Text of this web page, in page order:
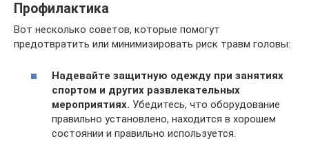
Профилактика
Вот несколько советов, которые помогут
предотвратить или минимизировать риск травм головы:
Надевайте защитную одежду при занятиях
спортом и других развлекательных
мероприятиях. Убедитесь, что оборудование
правильно установлено, находится в хорошем
состоянии и правильно используется.